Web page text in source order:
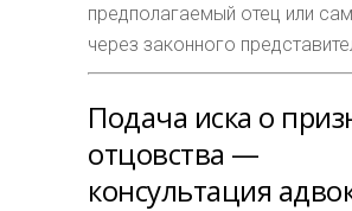
предполагаемый отец или
через законного
Подача иска о
отцовства —
консультация